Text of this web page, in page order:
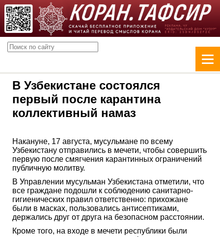
В Узбекистане состоялся
первый после карантина
коллективный намаз
Накануне, 17 августа, мусульмане по всему
Узбекистану отправились в мечети, чтобы совершить
первую после смягчения карантинных ограничений
публичную молитву.
В Управлении мусульман Узбекистана отметили, что
все граждане подошли к соблюдению санитарно-
гигиенических правил ответственно: прихожане
были в масках, пользовались антисептиками,
держались друг от друга на безопасном расстоянии.
Кроме того, на входе в мечети республики были